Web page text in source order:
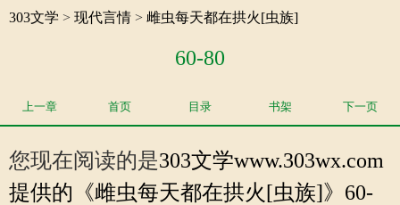
303文学 > 现代言情 > 雌虫每天都在拱火[虫族]
60-80
上一章 首页 目录 书架 下一页
您现在阅读的是303文学www.303wx.com
提供的《雌虫每天都在拱火[虫族]》60-